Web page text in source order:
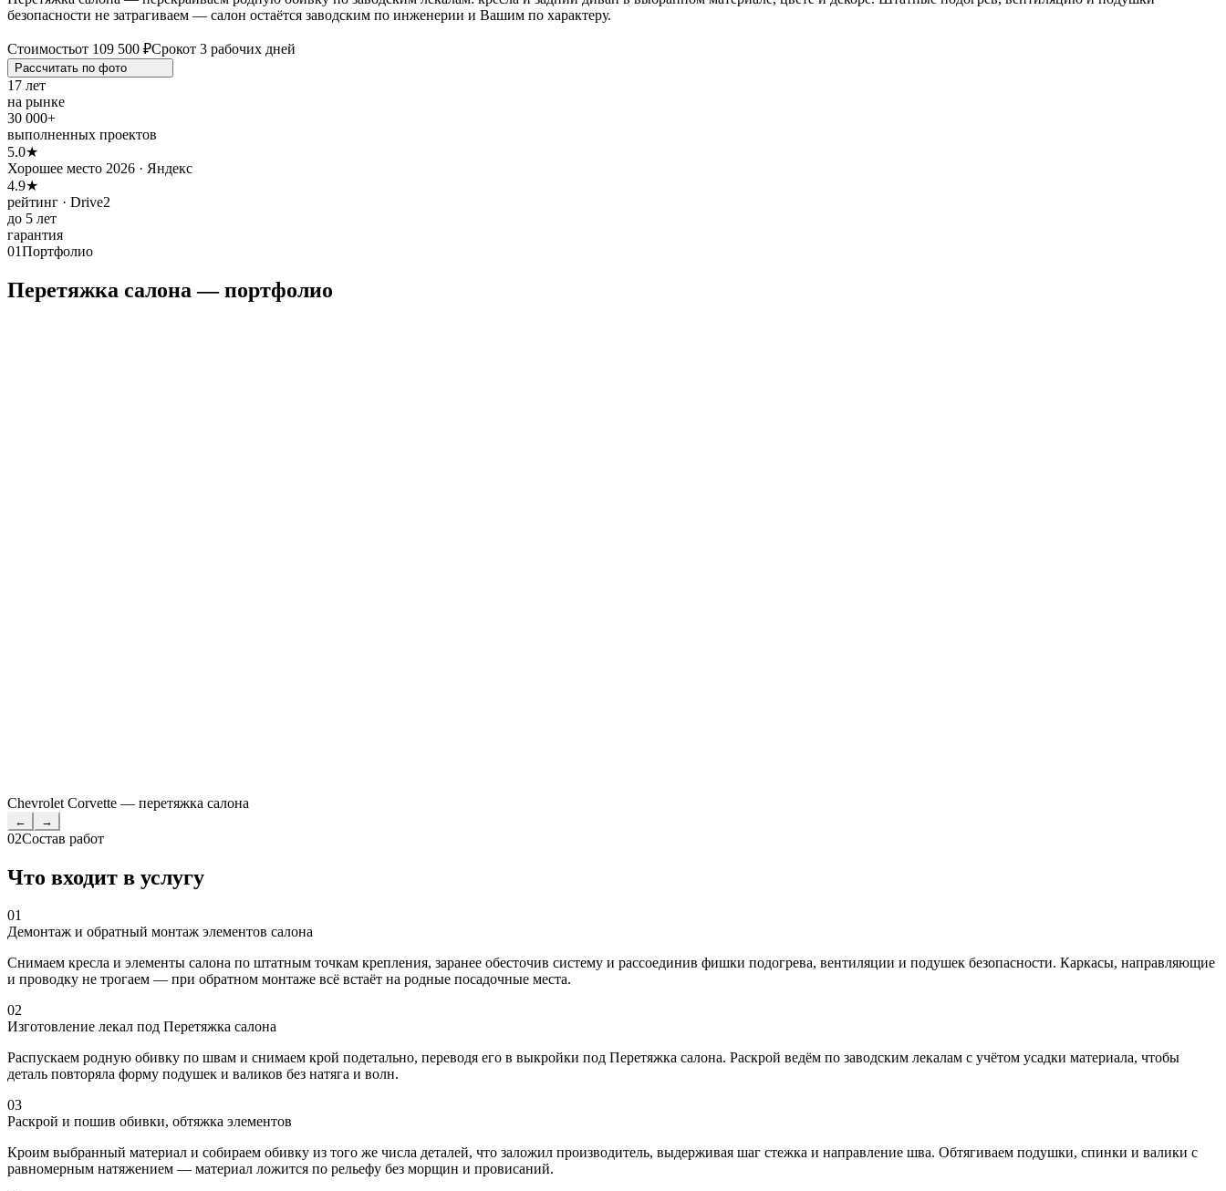
безопасности не затрагиваем — салон остаётся заводским по инженерии и Вашим по характеру.
Стоимостьот 109 500 ₽Срокот 3 рабочих дней
Рассчитать по фото
17 лет
на рынке
30 000+
выполненных проектов
5.0★
Хорошее место 2026 · Яндекс
4.9★
рейтинг · Drive2
до 5 лет
гарантия
01Портфолио
Перетяжка салона — портфолио
Chevrolet Corvette — перетяжка салона
← →
02Состав работ
Что входит в услугу
01
Демонтаж и обратный монтаж элементов салона
Снимаем кресла и элементы салона по штатным точкам крепления, заранее обесточив систему и рассоединив фишки подогрева, вентиляции и подушек безопасности. Каркасы, направляющие
и проводку не трогаем — при обратном монтаже всё встаёт на родные посадочные места.
02
Изготовление лекал под Перетяжка салона
Распускаем родную обивку по швам и снимаем крой подетально, переводя его в выкройки под Перетяжка салона. Раскрой ведём по заводским лекалам с учётом усадки материала, чтобы
деталь повторяла форму подушек и валиков без натяга и волн.
03
Раскрой и пошив обивки, обтяжка элементов
Кроим выбранный материал и собираем обивку из того же числа деталей, что заложил производитель, выдерживая шаг стежка и направление шва. Обтягиваем подушки, спинки и валики с
равномерным натяжением — материал ложится по рельефу без морщин и провисаний.